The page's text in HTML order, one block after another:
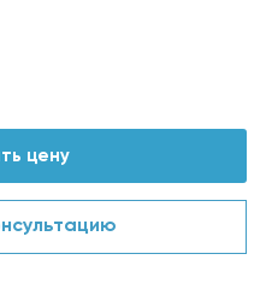
цену